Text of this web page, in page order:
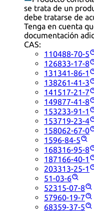
se trata de un
debe tratarse de
Tenga en cuenta
documentación
CAS:
110488-70-5
126833-17-8
131341-86-1
138261-41-3
141517-21-7
149877-41-8
153233-91-1
153719-23-4
158062-67-0
1596-84-5
168316-95-8
187166-40-1
203313-25-1
51-03-6
52315-07-8
57960-19-7
68359-37-5